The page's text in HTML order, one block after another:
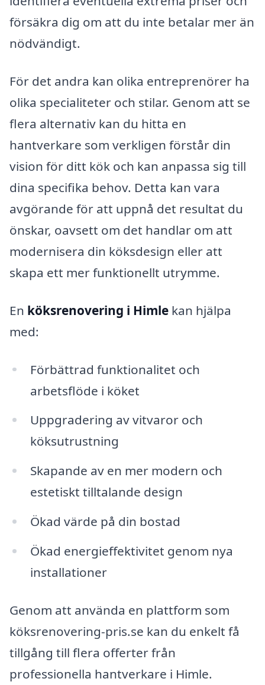
försäkra dig om att du inte betalar mer än
nödvändigt.
För det andra kan olika entreprenörer ha
olika specialiteter och stilar. Genom att se
flera alternativ kan du hitta en
hantverkare som verkligen förstår din
vision för ditt kök och kan anpassa sig till
dina specifika behov. Detta kan vara
avgörande för att uppnå det resultat du
önskar, oavsett om det handlar om att
modernisera din köksdesign eller att
skapa ett mer funktionellt utrymme.
En köksrenovering i Himle kan hjälpa
med:
Förbättrad funktionalitet och
arbetsflöde i köket
Uppgradering av vitvaror och
köksutrustning
Skapande av en mer modern och
estetiskt tilltalande design
Ökad värde på din bostad
Ökad energieffektivitet genom nya
installationer
Genom att använda en plattform som
köksrenovering-pris.se kan du enkelt få
tillgång till flera offerter från
professionella hantverkare i Himle.